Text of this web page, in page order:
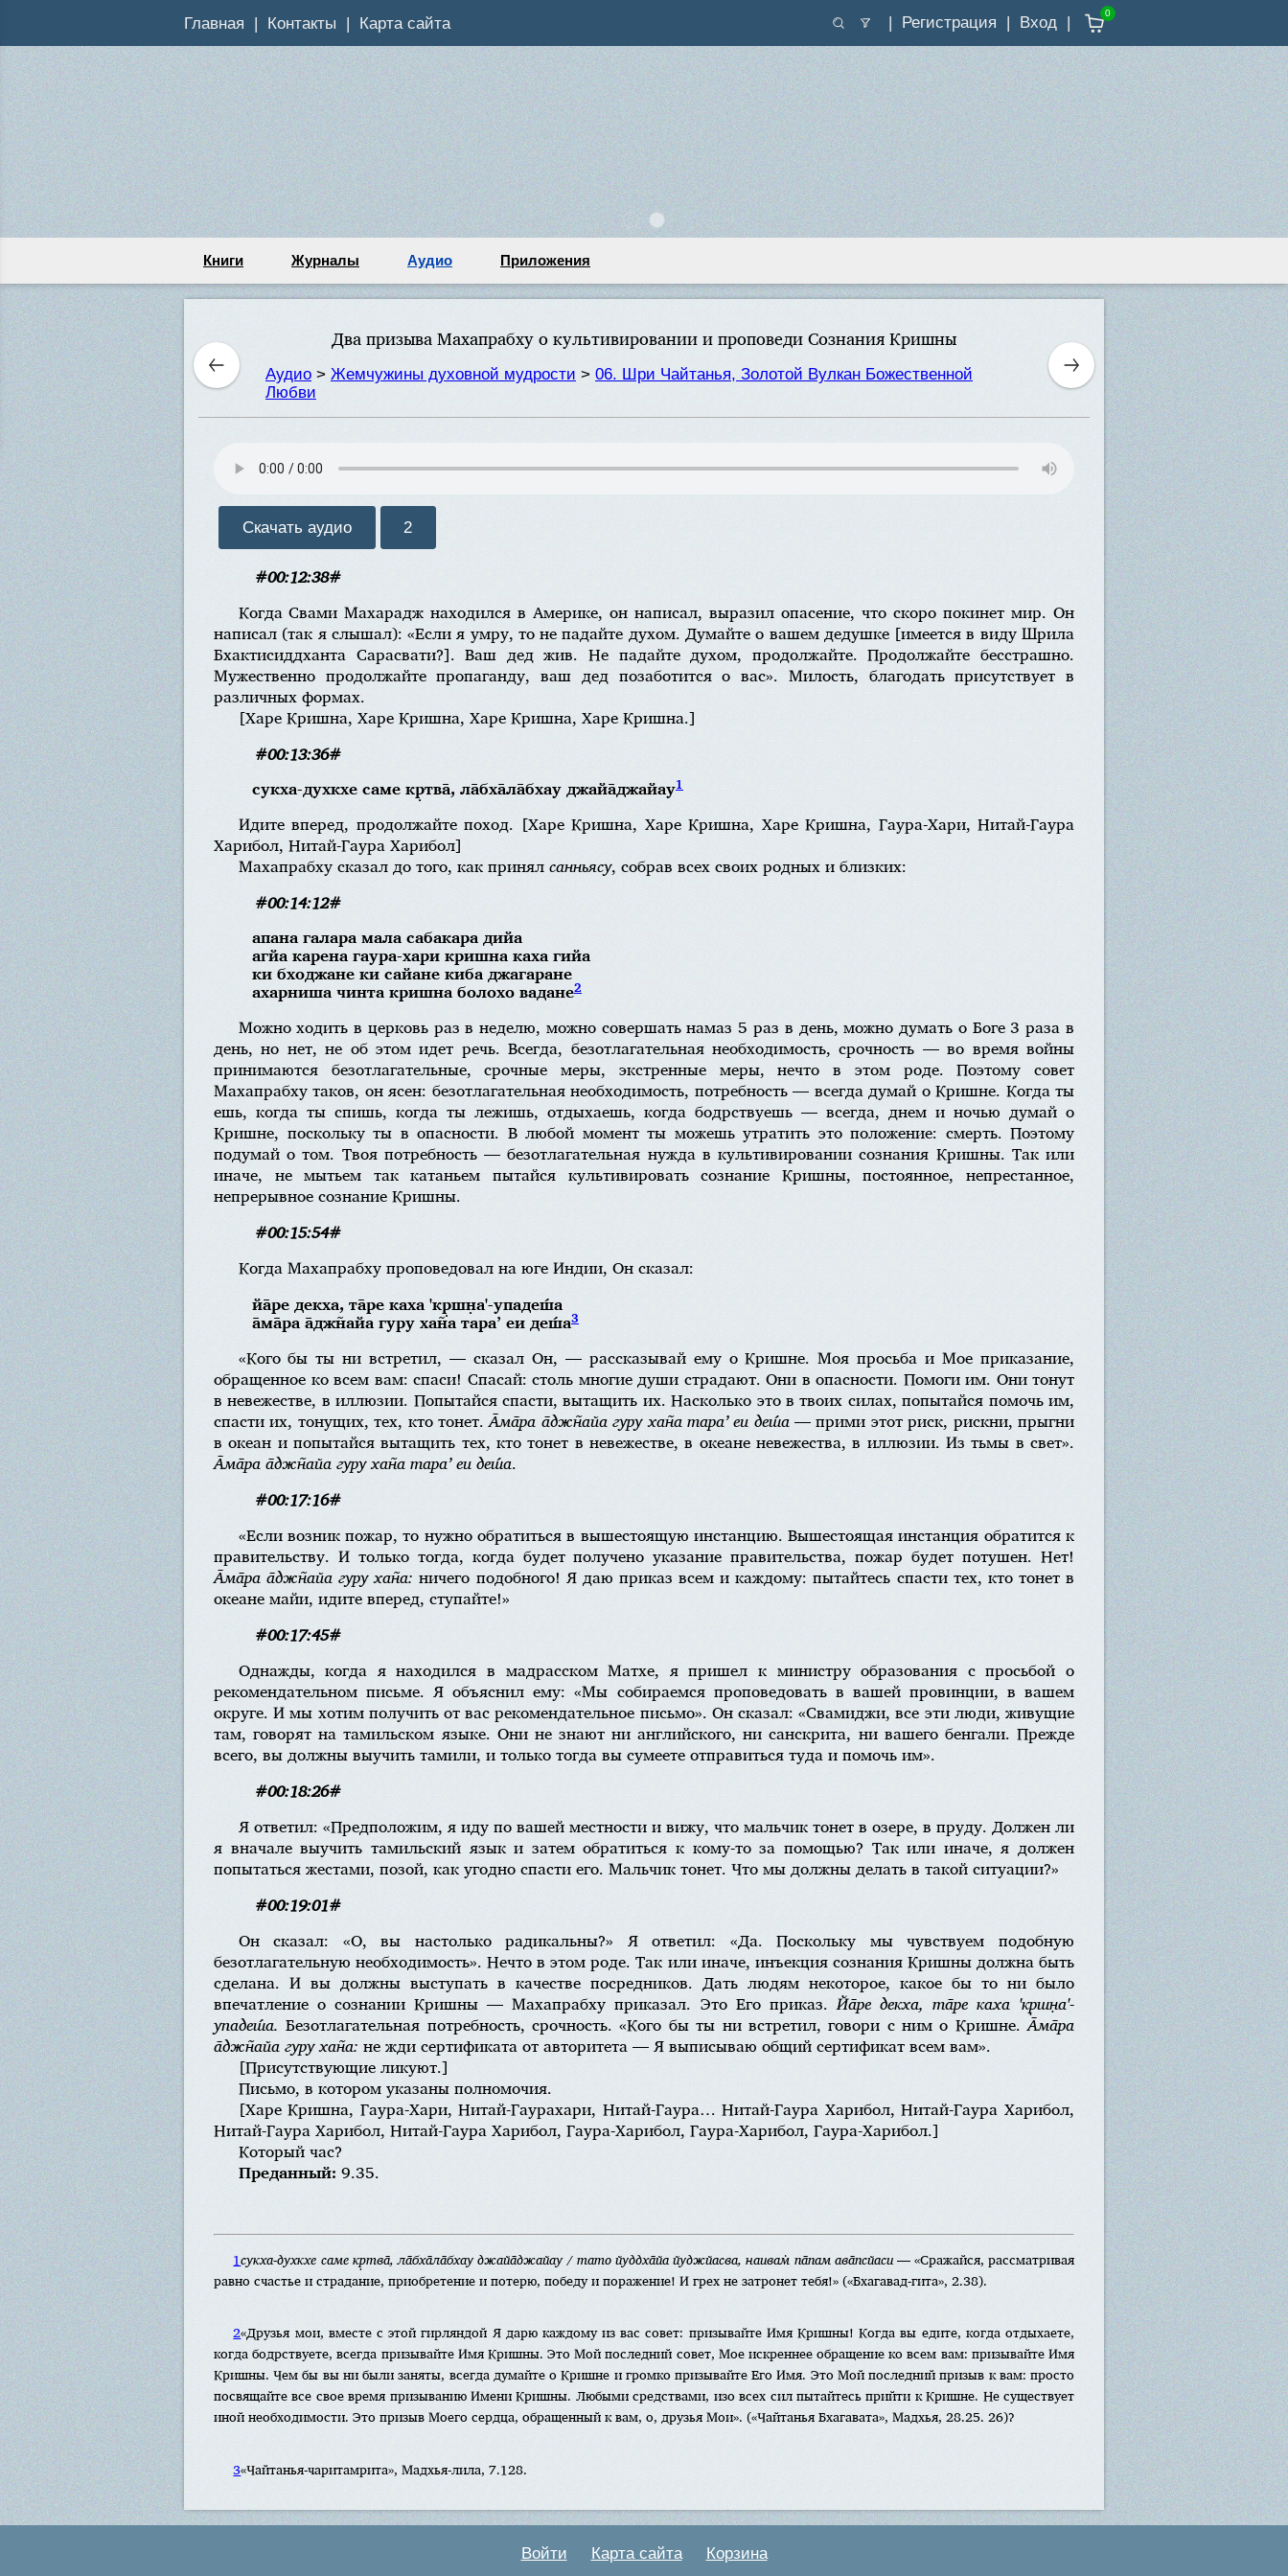
Главная Контакты Карта сайта Регистрация Вход
0
Книги Журналы Аудио Приложения
Два призыва Махапрабху о культивировании и проповеди Сознания Кришны
Аудио > Жемчужины духовной мудрости > 06. Шри Чайтанья, Золотой Вулкан Божественной
Любви
Скачать аудио 2
#00:12:38#
Когда Свами Махарадж находился в Америке, он написал, выразил опасение, что скоро покинет мир. Он
написал (так я слышал): «Если я умру, то не падайте духом. Думайте о вашем дедушке [имеется в виду Шрила
Бхактисиддханта Сарасвати?]. Ваш дед жив. Не падайте духом, продолжайте. Продолжайте бесстрашно.
Мужественно продолжайте пропаганду, ваш дед позаботится о вас». Милость, благодать присутствует в
различных формах.
[Харе Кришна, Харе Кришна, Харе Кришна, Харе Кришна.]
#00:13:36#
сукха-духкхе саме кр̣тва̄, ла̄бха̄ла̄бхау джайа̄джайау1
Идите вперед, продолжайте поход. [Харе Кришна, Харе Кришна, Харе Кришна, Гаура-Хари, Нитай-Гаура
Харибол, Нитай-Гаура Харибол]
Махапрабху сказал до того, как принялсанньясу, собрав всех своих родных и близких:
#00:14:12#
апана галара мала сабакара дийа
агйа карена гаура-хари кришна каха гийа
ки бходжане ки сайане киба джагаране
ахарниша чинта кришна болохо вадане2
Можно ходить в церковь раз в неделю, можно совершать намаз 5 раз в день, можно думать о Боге 3 раза в
день, но нет, не об этом идет речь. Всегда, безотлагательная необходимость, срочность — во время войны
принимаются безотлагательные, срочные меры, экстренные меры, нечто в этом роде. Поэтому совет
Махапрабху таков, он ясен: безотлагательная необходимость, потребность — всегда думай о Кришне. Когда ты
ешь, когда ты спишь, когда ты лежишь, отдыхаешь, когда бодрствуешь — всегда, днем и ночью думай о
Кришне, поскольку ты в опасности. В любой момент ты можешь утратить это положение: смерть. Поэтому
подумай о том. Твоя потребность — безотлагательная нужда в культивировании сознания Кришны. Так или
иначе, не мытьем так катаньем пытайся культивировать сознание Кришны, постоянное, непрестанное,
непрерывное сознание Кришны.
#00:15:54#
Когда Махапрабху проповедовал на юге Индии, Он сказал:
йа̄ре декха, та̄ре каха 'кр̣шн̣а'-упадеш́а
а̄ма̄ра а̄джн̃айа гуру хан̃а тара’ еи деш́а3
«Кого бы ты ни встретил, — сказал Он, — рассказывай ему о Кришне. Моя просьба и Мое приказание,
обращенное ко всем вам: спаси! Спасай: столь многие души страдают. Они в опасности. Помоги им. Они тонут
в невежестве, в иллюзии. Попытайся спасти, вытащить их. Насколько это в твоих силах, попытайся помочь им,
спасти их, тонущих, тех, кто тонет.А̄ма̄ра а̄джн̃айа гуру хан̃а тара’ еи деш́а— прими этот риск, рискни, прыгни
в океан и попытайся вытащить тех, кто тонет в невежестве, в океане невежества, в иллюзии. Из тьмы в свет».
А̄ма̄ра а̄джн̃айа гуру хан̃а тара’ еи деш́а.
#00:17:16#
«Если возник пожар, то нужно обратиться в вышестоящую инстанцию. Вышестоящая инстанция обратится к
правительству. И только тогда, когда будет получено указание правительства, пожар будет потушен. Нет!
А̄ма̄ра а̄джн̃айа гуру хан̃а: ничего подобного! Я даю приказ всем и каждому: пытайтесь спасти тех, кто тонет в
океане майи, идите вперед, ступайте!»
#00:17:45#
Однажды, когда я находился в мадрасском Матхе, я пришел к министру образования с просьбой о
рекомендательном письме. Я объяснил ему: «Мы собираемся проповедовать в вашей провинции, в вашем
округе. И мы хотим получить от вас рекомендательное письмо». Он сказал: «Свамиджи, все эти люди, живущие
там, говорят на тамильском языке. Они не знают ни английского, ни санскрита, ни вашего бенгали. Прежде
всего, вы должны выучить тамили, и только тогда вы сумеете отправиться туда и помочь им».
#00:18:26#
Я ответил: «Предположим, я иду по вашей местности и вижу, что мальчик тонет в озере, в пруду. Должен ли
я вначале выучить тамильский язык и затем обратиться к кому-то за помощью? Так или иначе, я должен
попытаться жестами, позой, как угодно спасти его. Мальчик тонет. Что мы должны делать в такой ситуации?»
#00:19:01#
Он сказал: «О, вы настолько радикальны?» Я ответил: «Да. Поскольку мы чувствуем подобную
безотлагательную необходимость». Нечто в этом роде. Так или иначе, инъекция сознания Кришны должна быть
сделана. И вы должны выступать в качестве посредников. Дать людям некоторое, какое бы то ни было
впечатление о сознании Кришны — Махапрабху приказал. Это Его приказ.Йа̄ре декха, та̄ре каха 'кр̣шн̣а'-
упадеш́а. Безотлагательная потребность, срочность. «Кого бы ты ни встретил, говори с ним о Кришне.А̄ма̄ра
а̄джн̃айа гуру хан̃а: не жди сертификата от авторитета — Я выписываю общий сертификат всем вам».
[Присутствующие ликуют.]
Письмо, в котором указаны полномочия.
[Харе Кришна, Гаура-Хари, Нитай-Гаурахари, Нитай-Гаура… Нитай-Гаура Харибол, Нитай-Гаура Харибол,
Нитай-Гаура Харибол, Нитай-Гаура Харибол, Гаура-Харибол, Гаура-Харибол, Гаура-Харибол.]
Который час?
Преданный: 9.35.
1сукха-духкхе саме кр̣тва̄, ла̄бха̄ла̄бхау джайа̄джайау / тато йуддха̄йа йуджйасва, наивам̇ па̄пам ава̄псйаси— «Сражайся, рассматривая
равно счастье и страдание, приобретение и потерю, победу и поражение! И грех не затронет тебя!» («Бхагавад-гита», 2.38).
2«Друзья мои, вместе с этой гирляндой Я дарю каждому из вас совет: призывайте Имя Кришны! Когда вы едите, когда отдыхаете,
когда бодрствуете, всегда призывайте Имя Кришны. Это Мой последний совет, Мое искреннее обращение ко всем вам: призывайте Имя
Кришны. Чем бы вы ни были заняты, всегда думайте о Кришне и громко призывайте Его Имя. Это Мой последний призыв к вам: просто
посвящайте все свое время призыванию Имени Кришны. Любыми средствами, изо всех сил пытайтесь прийти к Кришне. Не существует
иной необходимости. Это призыв Моего сердца, обращенный к вам, о, друзья Мои». («Чайтанья Бхагавата», Мадхья, 28.25. 26)?
3«Чайтанья-чаритамрита», Мадхья-лила, 7.128.
Войти Карта сайта
Корзина